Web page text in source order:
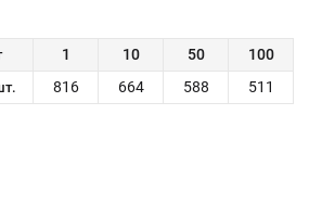
1 10 50 100
816 664 588 511